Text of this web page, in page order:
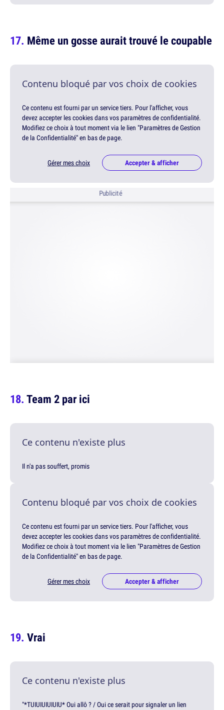
Même un gosse aurait trouvé le coupable
Contenu bloqué par vos choix de cookies
Ce contenu est fourni par un service tiers. Pour l'afficher, vous
devez accepter les cookies dans vos paramètres de confidentialité.
Modifiez ce choix à tout moment via le lien "Paramètres de Gestion
de la Confidentialité" en bas de page.
Gérer mes choix Accepter & afficher
Publicité
Team 2 par ici
Ce contenu n'existe plus
Il n'a pas souffert, promis
Contenu bloqué par vos choix de cookies
Ce contenu est fourni par un service tiers. Pour l'afficher, vous
devez accepter les cookies dans vos paramètres de confidentialité.
Modifiez ce choix à tout moment via le lien "Paramètres de Gestion
de la Confidentialité" en bas de page.
Gérer mes choix Accepter & afficher
Vrai
Ce contenu n'existe plus
"*TUIUIUIUIUIU* Oui allô ? / Oui ce serait pour signaler un lien